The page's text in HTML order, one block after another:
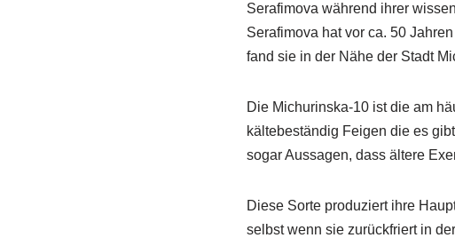
Serafimova während ihrer
Serafimova hat vor ca. 50
fand sie in der Nähe der Stadt
Die Michurinska-10 ist die am
kältebeständig Feigen die es
sogar Aussagen, dass ältere
Diese Sorte produziert ihre
selbst wenn sie zurückfriert in